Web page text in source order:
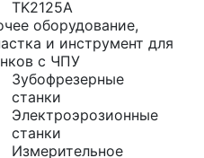
TK2125A
оборудование,
и инструмент для
с ЧПУ
Зубофрезерные
станки
Электроэрозионные
станки
Измерительное